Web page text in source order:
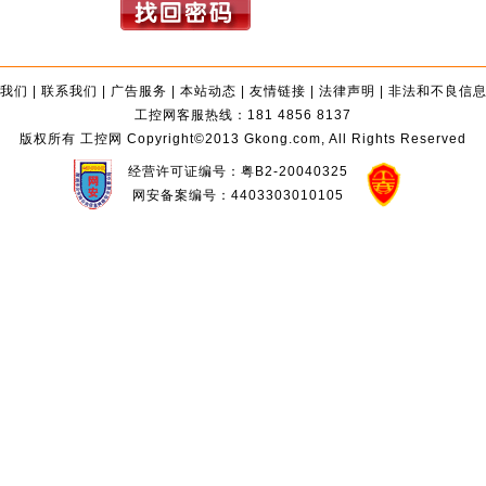
们 | 联系我们 | 广告服务 | 本站动态 | 友情链接 | 法律声明 | 非法和不良信
工控网客服热线：181 4856 8137
版权所有 工控网 Copyright©2013 Gkong.com, All Rights Reserved
经营许可证编号：粤B2-20040325
网安备案编号：4403303010105